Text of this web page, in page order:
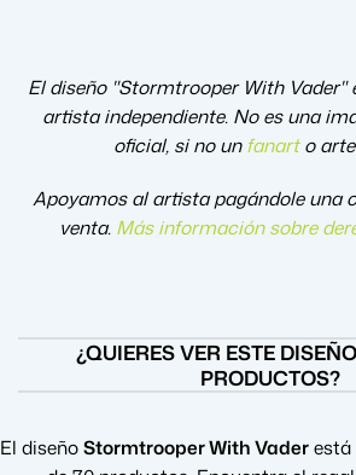
El diseño "Stormtrooper With Vader"
artista independiente. No es una
oficial, si no unfanart o
Apoyamos al artista pagándole una
venta. Más información sobre
¿QUIERES VER ESTE
PRODUCTOS?
El diseñoStormtrooper With Vaderestá